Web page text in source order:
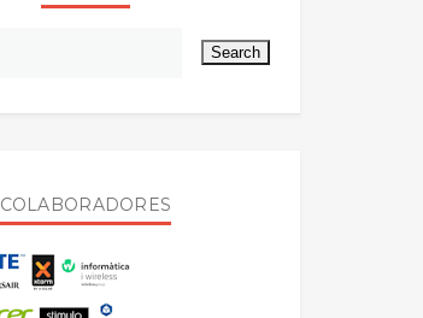
COLABORADORES